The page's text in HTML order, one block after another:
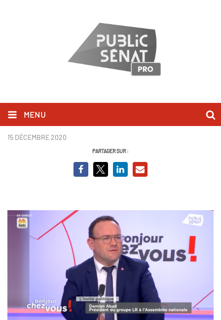
MENU
Damien Adab - BCV 2 .PNG
15 DÉCEMBRE 2020
PARTAGER SUR :